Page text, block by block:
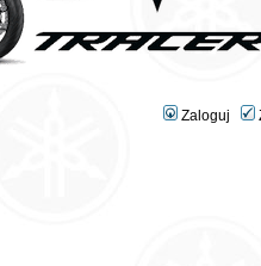
Zaloguj